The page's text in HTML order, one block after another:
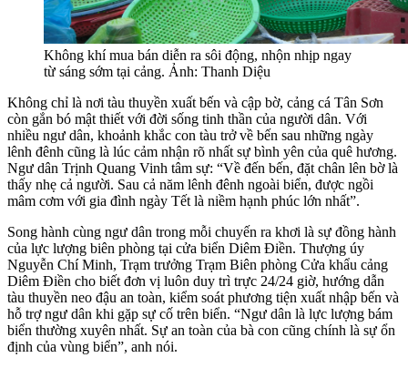
Không khí mua bán diễn ra sôi động, nhộn nhịp ngay
từ sáng sớm tại cảng. Ảnh: Thanh Diệu
Không chỉ là nơi tàu thuyền xuất bến và cập bờ, cảng cá Tân Sơn
còn gắn bó mật thiết với đời sống tinh thần của người dân. Với
nhiều ngư dân, khoảnh khắc con tàu trở về bến sau những ngày
lênh đênh cũng là lúc cảm nhận rõ nhất sự bình yên của quê hương.
Ngư dân Trịnh Quang Vinh tâm sự: “Về đến bến, đặt chân lên bờ là
thấy nhẹ cả người. Sau cả năm lênh đênh ngoài biển, được ngồi
mâm cơm với gia đình ngày Tết là niềm hạnh phúc lớn nhất”.
Song hành cùng ngư dân trong mỗi chuyến ra khơi là sự đồng hành
của lực lượng biên phòng tại cửa biển Diêm Điền. Thượng úy
Nguyễn Chí Minh, Trạm trưởng Trạm Biên phòng Cửa khẩu cảng
Diêm Điền cho biết đơn vị luôn duy trì trực 24/24 giờ, hướng dẫn
tàu thuyền neo đậu an toàn, kiểm soát phương tiện xuất nhập bến và
hỗ trợ ngư dân khi gặp sự cố trên biển. “Ngư dân là lực lượng bám
biển thường xuyên nhất. Sự an toàn của bà con cũng chính là sự ổn
định của vùng biển”, anh nói.